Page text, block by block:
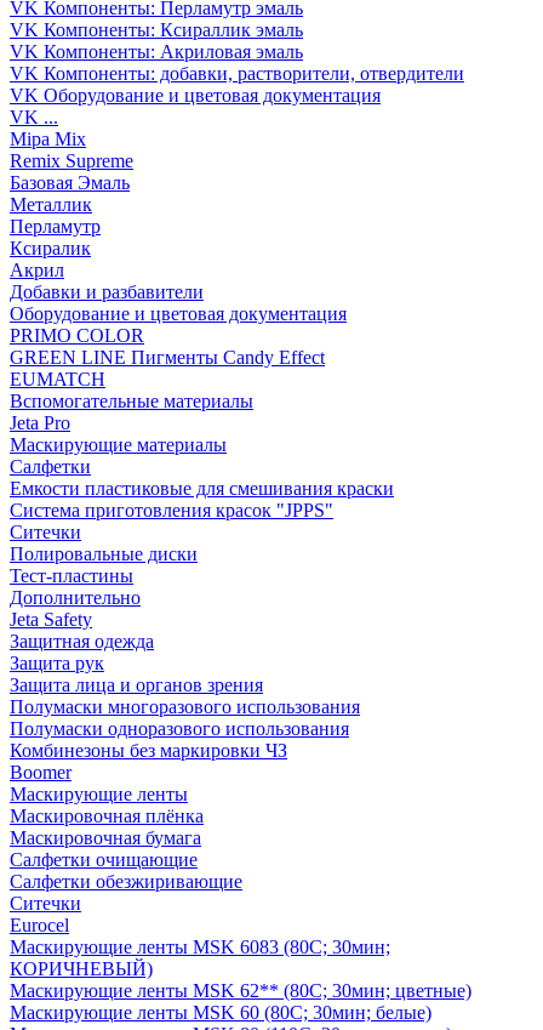
VK Компоненты: Перламутр эмаль
VK Компоненты: Ксираллик эмаль
VK Компоненты: Акриловая эмаль
VK Компоненты: добавки, растворители, отвердители
VK Оборудование и цветовая документация
VK ...
Mipa Mix
Remix Supreme
Базовая Эмаль
Металлик
Перламутр
Ксиралик
Акрил
Добавки и разбавители
Оборудование и цветовая документация
PRIMO COLOR
GREEN LINE Пигменты Candy Effect
EUMATCH
Вспомогательные материалы
Jeta Pro
Маскирующие материалы
Салфетки
Емкости пластиковые для смешивания краски
Система приготовления красок "JPPS"
Ситечки
Полировальные диски
Тест-пластины
Дополнительно
Jeta Safety
Защитная одежда
Защита рук
Защита лица и органов зрения
Полумаски многоразового использования
Полумаски одноразового использования
Комбинезоны без маркировки ЧЗ
Boomer
Маскирующие ленты
Маскировочная плёнка
Маскировочная бумага
Салфетки очищающие
Салфетки обезжиривающие
Ситечки
Euroсel
Маскирующие ленты MSK 6083 (80С; 30мин;
КОРИЧНЕВЫЙ)
Маскирующие ленты MSK 62** (80С; 30мин; цветные)
Маскирующие ленты MSK 60 (80С; 30мин; белые)